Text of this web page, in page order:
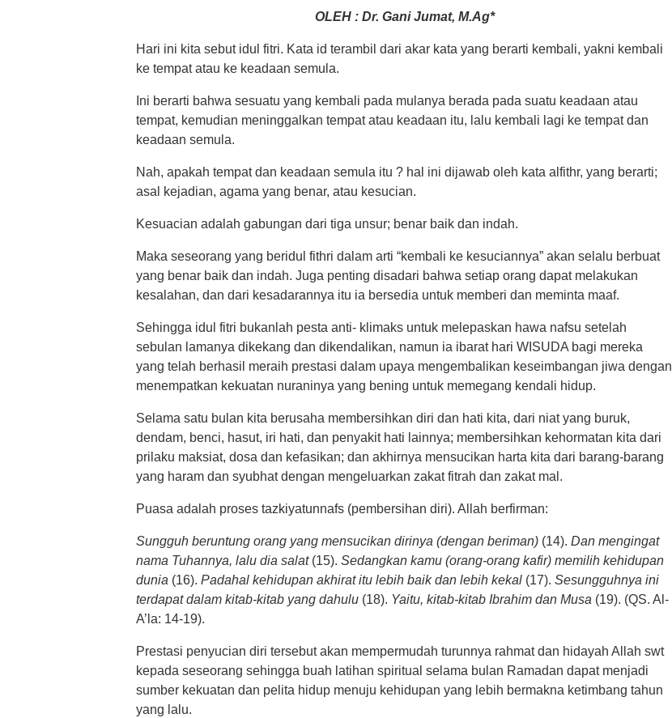
OLEH : Dr. Gani Jumat, M.Ag*
Hari ini kita sebut idul fitri. Kata id terambil dari akar kata yang berarti kembali, yakni kembali
ke tempat atau ke keadaan semula.
Ini berarti bahwa sesuatu yang kembali pada mulanya berada pada suatu keadaan atau
tempat, kemudian meninggalkan tempat atau keadaan itu, lalu kembali lagi ke tempat dan
keadaan semula.
Nah, apakah tempat dan keadaan semula itu ? hal ini dijawab oleh kata alfithr, yang berarti;
asal kejadian, agama yang benar, atau kesucian.
Kesuacian adalah gabungan dari tiga unsur; benar baik dan indah.
Maka seseorang yang beridul fithri dalam arti “kembali ke kesuciannya” akan selalu berbuat
yang benar baik dan indah. Juga penting disadari bahwa setiap orang dapat melakukan
kesalahan, dan dari kesadarannya itu ia bersedia untuk memberi dan meminta maaf.
Sehingga idul fitri bukanlah pesta anti- klimaks untuk melepaskan hawa nafsu setelah
sebulan lamanya dikekang dan dikendalikan, namun ia ibarat hari WISUDA bagi mereka
yang telah berhasil meraih prestasi dalam upaya mengembalikan keseimbangan jiwa dengan
menempatkan kekuatan nuraninya yang bening untuk memegang kendali hidup.
Selama satu bulan kita berusaha membersihkan diri dan hati kita, dari niat yang buruk,
dendam, benci, hasut, iri hati, dan penyakit hati lainnya; membersihkan kehormatan kita dari
prilaku maksiat, dosa dan kefasikan; dan akhirnya mensucikan harta kita dari barang-barang
yang haram dan syubhat dengan mengeluarkan zakat fitrah dan zakat mal.
Puasa adalah proses tazkiyatunnafs (pembersihan diri). Allah berfirman:
Sungguh beruntung orang yang mensucikan dirinya (dengan beriman) (14). Dan mengingat
nama Tuhannya, lalu dia salat (15). Sedangkan kamu (orang-orang kafir) memilih kehidupan
dunia (16). Padahal kehidupan akhirat itu lebih baik dan lebih kekal (17). Sesungguhnya ini
terdapat dalam kitab-kitab yang dahulu (18). Yaitu, kitab-kitab Ibrahim dan Musa (19). (QS. Al-
A’la: 14-19).
Prestasi penyucian diri tersebut akan mempermudah turunnya rahmat dan hidayah Allah swt
kepada seseorang sehingga buah latihan spiritual selama bulan Ramadan dapat menjadi
sumber kekuatan dan pelita hidup menuju kehidupan yang lebih bermakna ketimbang tahun
yang lalu.